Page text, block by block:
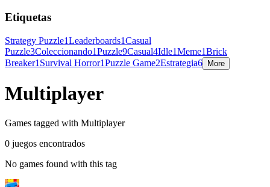
Etiquetas
Strategy Puzzle1Leaderboards1Casual
Puzzle3Coleccionando1Puzzle9Casual4Idle1Meme1Brick
Breaker1 Survival Horror1Puzzle Game2Estrategia6 More
Multiplayer
Games tagged with Multiplayer
0 juegos encontrados
No games found with this tag